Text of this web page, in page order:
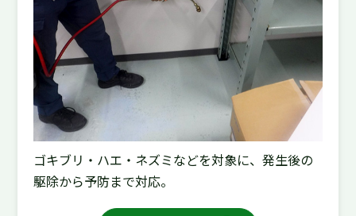
ゴキブリ・ハエ・ネズミなどを対象に、発生後の
駆除から予防まで対応。